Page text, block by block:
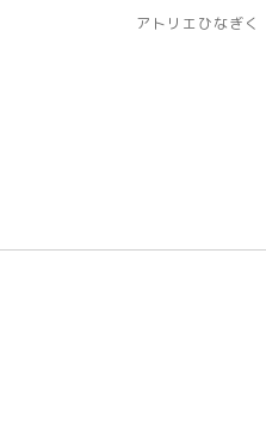
アトリエひなぎく